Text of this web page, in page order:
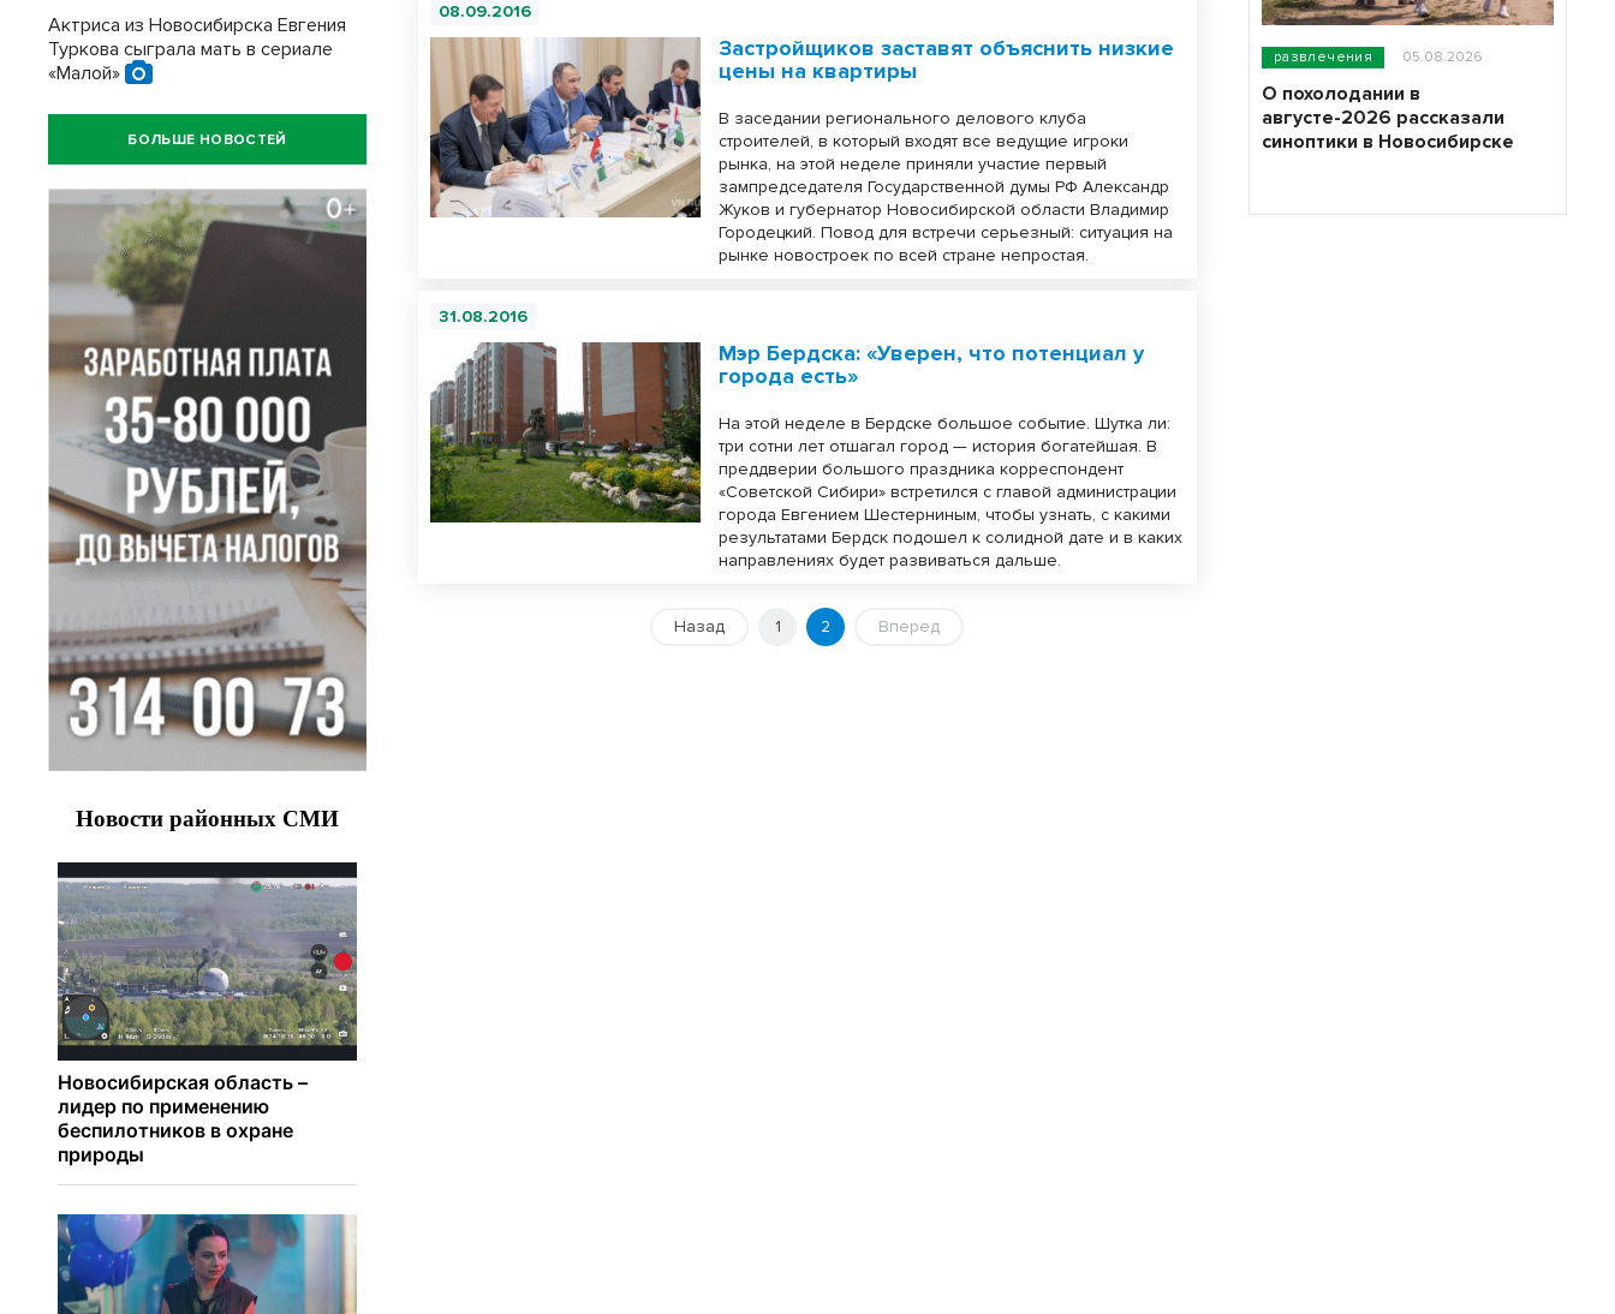
08.09.2016
Застройщиков заставят объяснить низкие
цены на квартиры
В заседании регионального делового клуба
строителей, в который входят все ведущие игроки
рынка, на этой неделе приняли участие первый
зампредседателя Государственной думы РФ Александр
Жуков и губернатор Новосибирской области Владимир
Городецкий. Повод для встречи серьезный: ситуация на
рынке новостроек по всей стране непростая.
31.08.2016
Мэр Бердска: «Уверен, что потенциал у
города есть»
На этой неделе в Бердске большое событие. Шутка ли:
три сотни лет отшагал город — история богатейшая. В
преддверии большого праздника корреспондент
«Советской Сибири» встретился с главой администрации
города Евгением Шестерниным, чтобы узнать, с какими
результатами Бердск подошел к солидной дате и в каких
направлениях будет развиваться дальше.
Назад 1 2 Вперед
Актриса из Новосибирска Евгения
Туркова сыграла мать в сериале
«Малой»
БОЛЬШЕ НОВОСТЕЙ
развлечения 05.08.2026
О похолодании в
августе-2026 рассказали
синоптики в Новосибирске